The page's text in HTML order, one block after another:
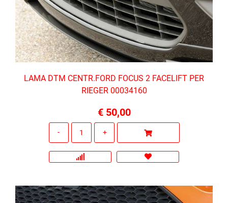
LAMA DTM CENTR.FORD FOCUS 2 FACELIFT PER
RIEGER 00034160
€ 50,00